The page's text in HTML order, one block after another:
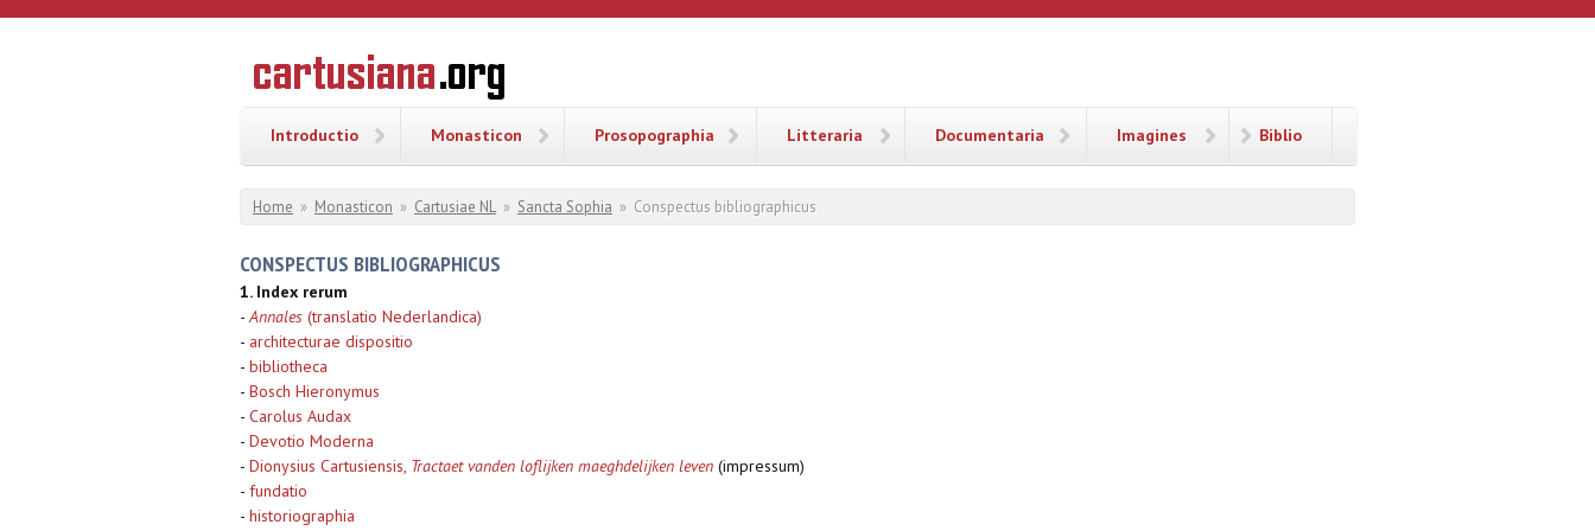
Overslaan en naar de inhoud gaan
CARTUSIANA
Geschiedenis
van de
Introductio Monasticon Prosopographia Litteraria Documentaria Imagines Biblio
U bent hier
Home » Monasticon » Cartusiae NL » Sancta Sophia » Conspectus bibliographicus
CONSPECTUS BIBLIOGRAPHICUS
1. Index rerum
-Annales (translatio Nederlandica)
- architecturae dispositio
- bibliotheca
- Bosch Hieronymus
- Carolus Audax
- Devotio Moderna
- Dionysius Cartusiensis, Tractaet vanden loflijken maeghdelijken leven (impressum)
- fundatio
- historiographia